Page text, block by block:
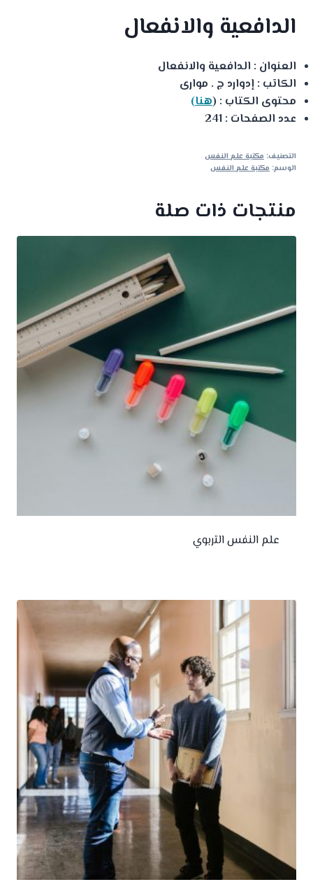
الدافعية والانفعال
العنوان : الدافعية والانفعال
الكاتب : إدوارد ج . موارى
محتوى الكتاب : (هنا)
عدد الصفحات : 241
التصنيف: مكتبة علم النفس
الوسم: مكتبة علم النفس
منتجات ذات صلة
علم النفس التربوي